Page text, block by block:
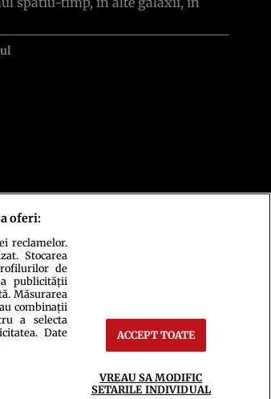
oferi:
reclamelor.
Stocarea
de
publicității
Măsurarea
combinații
a selecta
Date
ACCEPT TOATE
VREAU SA MODIFIC
SETARILE INDIVIDUAL